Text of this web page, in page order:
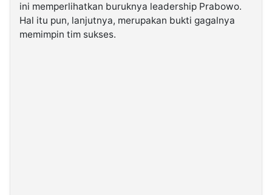
ini memperlihatkan buruknya leadership Prabowo.
Hal itu pun, lanjutnya, merupakan bukti gagalnya
memimpin tim sukses.